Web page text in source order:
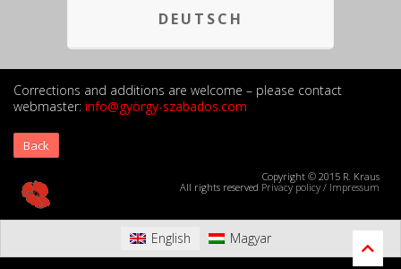
DEUTSCH
Corrections and additions are welcome – please contact
webmaster: info@györgy-szabados.com
Back
Copyright © 2015 R. Kraus
All rights reserved Privacy policy / Impressum
English Magyar